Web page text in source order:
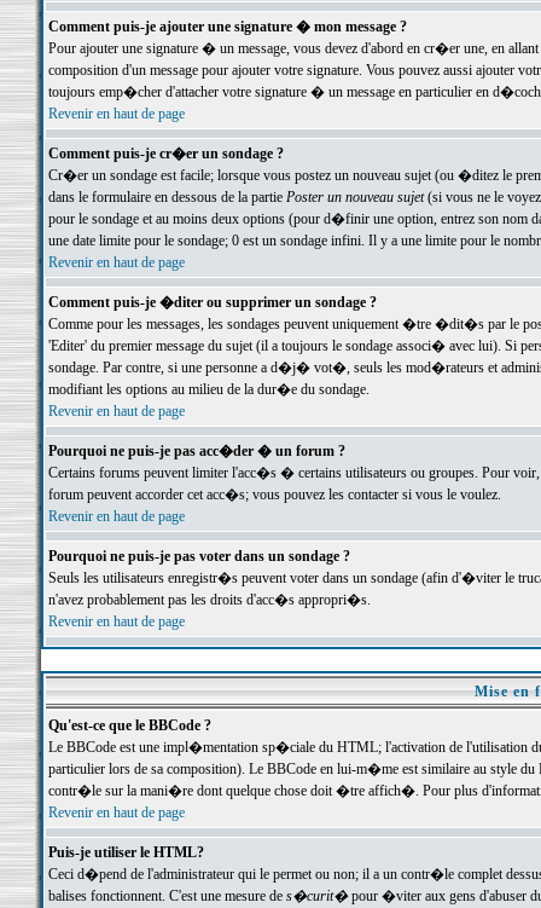
Comment puis-je ajouter une signature � mon message ?
Pour ajouter une signature � un message, vous devez d'abord en cr�er une, en
composition d'un message pour ajouter votre signature. Vous pouvez aussi ajouter
toujours emp�cher d'attacher votre signature � un message en particulier en
Revenir en haut de page
Comment puis-je cr�er un sondage ?
Cr�er un sondage est facile; lorsque vous postez un nouveau sujet (ou �ditez le
dans le formulaire en dessous de la partie Poster un nouveau sujet(si vous ne le voyez
pour le sondage et au moins deux options (pour d�finir une option, entrez son nom
une date limite pour le sondage; 0 est un sondage infini. Il y a une limite pour le
Revenir en haut de page
Comment puis-je �diter ou supprimer un sondage ?
Comme pour les messages, les sondages peuvent uniquement �tre �dit�s par le
'Editer' du premier message du sujet (il a toujours le sondage associ� avec lui). Si
sondage. Par contre, si une personne a d�j� vot�, seuls les mod�rateurs et
modifiant les options au milieu de la dur�e du sondage.
Revenir en haut de page
Pourquoi ne puis-je pas acc�der � un forum ?
Certains forums peuvent limiter l'acc�s � certains utilisateurs ou groupes. Pour
forum peuvent accorder cet acc�s; vous pouvez les contacter si vous le voulez.
Revenir en haut de page
Pourquoi ne puis-je pas voter dans un sondage ?
Seuls les utilisateurs enregistr�s peuvent voter dans un sondage (afin d'�viter le
n'avez probablement pas les droits d'acc�s appropri�s.
Revenir en haut de page
Mise en
Qu'est-ce que le BBCode ?
Le BBCode est une impl�mentation sp�ciale du HTML; l'activation de l'utilisation
particulier lors de sa composition). Le BBCode en lui-m�me est similaire au style
contr�le sur la mani�re dont quelque chose doit �tre affich�. Pour plus
Revenir en haut de page
Puis-je utiliser le HTML?
Ceci d�pend de l'administrateur qui le permet ou non; il a un contr�le complet
balises fonctionnent. C'est une mesure de s�curit�pour �viter aux gens d'abuser